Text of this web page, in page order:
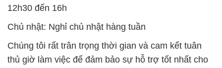
12h30 đến 16h
Chủ nhật: Nghỉ chủ nhật hàng tuần
Chúng tôi rất trân trọng thời gian và cam kết tuân
thủ giờ làm việc để đảm bảo sự hỗ trợ tốt nhất cho